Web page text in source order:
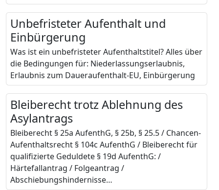
Unbefristeter Aufenthalt und
Einbürgerung
Was ist ein unbefristeter Aufenthaltstitel? Alles über
die Bedingungen für: Niederlassungserlaubnis,
Erlaubnis zum Daueraufenthalt-EU, Einbürgerung
Bleiberecht trotz Ablehnung des
Asylantrags
Bleiberecht § 25a AufenthG, § 25b, § 25.5 / Chancen-
Aufenthaltsrecht § 104c AufenthG / Bleiberecht für
qualifizierte Geduldete § 19d AufenthG: /
Härtefallantrag / Folgeantrag /
Abschiebungshindernisse…